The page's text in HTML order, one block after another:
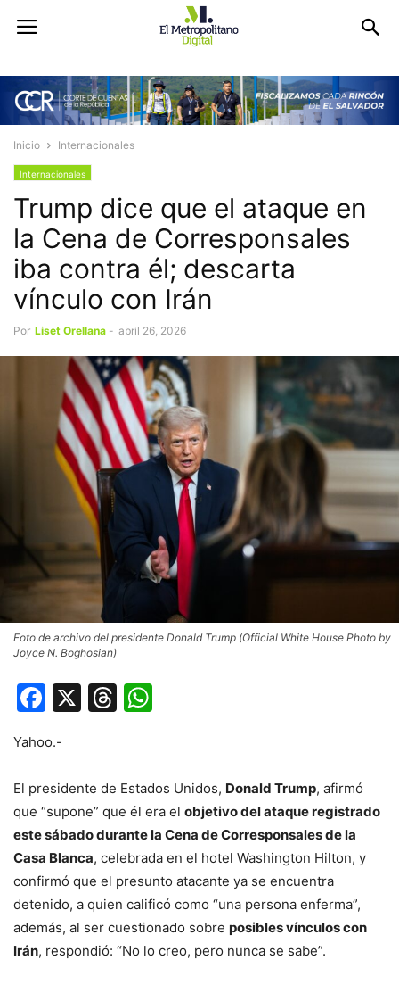
Inicio Internacionales
Internacionales
Trump dice que el ataque en
la Cena de Corresponsales
iba contra él; descarta
vínculo con Irán
Por Liset Orellana - abril 26, 2026
Foto de archivo del presidente Donald Trump (Official White House Photo by
Joyce N. Boghosian)
Facebook
X Threads
Yahoo.-
El presidente de Estados Unidos, Donald Trump, afirmó
que “supone” que él era el objetivo del ataque registrado
este sábado durante la Cena de Corresponsales de la
Casa Blanca, celebrada en el hotel Washington Hilton, y
confirmó que el presunto atacante ya se encuentra
detenido, a quien calificó como “una persona enferma”,
además, al ser cuestionado sobre posibles vínculos con
Irán, respondió: “No lo creo, pero nunca se sabe”.